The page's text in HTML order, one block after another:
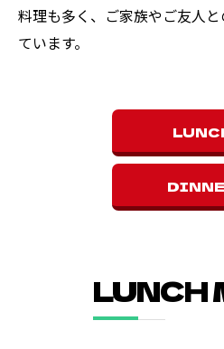
料理も多く、ご家族やご友人
ています。
LUNCH